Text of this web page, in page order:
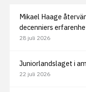
Mikael Haage
decenniers
28 juli 2026
Juniorlandslaget i
22 juli 2026